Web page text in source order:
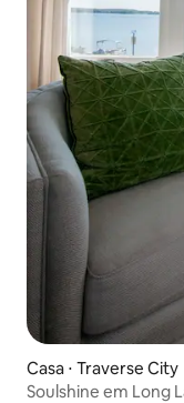
Casa ⋅ Traverse City
Soulshine em Long